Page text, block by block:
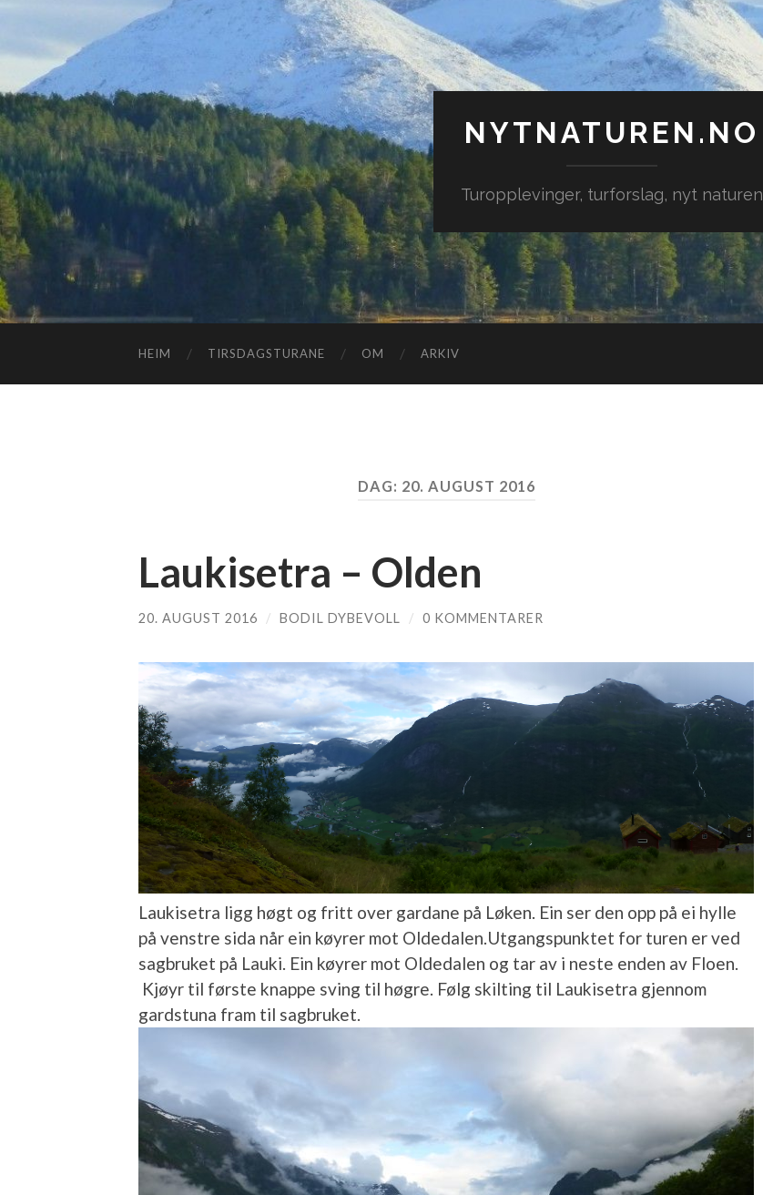
NYTNATUREN.NO
Turopplevinger, turforslag, nyt naturen
HEIM TIRSDAGSTURANE OM ARKIV
DAG: 20. AUGUST 2016
Laukisetra – Olden
20. AUGUST 2016 / BODIL DYBEVOLL / 0 KOMMENTARER
Laukisetra ligg høgt og fritt over gardane på Løken. Ein ser den opp på ei hylle
på venstre sida når ein køyrer mot Oldedalen.Utgangspunktet for turen er ved
sagbruket på Lauki. Ein køyrer mot Oldedalen og tar av i neste enden av Floen.
Kjøyr til første knappe sving til høgre. Følg skilting til Laukisetra gjennom
gardstuna fram til sagbruket.